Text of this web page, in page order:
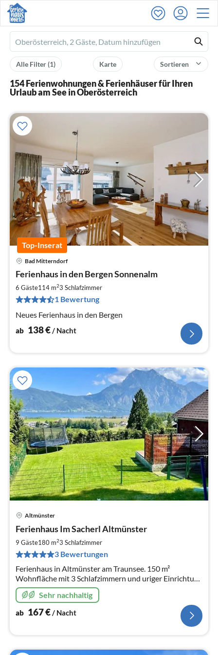
Ferienhausmiete
logo
Sortieren
Karte
Alle Filter(1)
154 Ferienwohnungen & Ferienhäuser für Ihren
Urlaub am See in Oberösterreich
Top-Inserat
Bad Mitterndorf
Ferienhaus in den Bergen Sonnenalm
6 Gäste114 m23 Schlafzimmer
1 Bewertung
Neues Ferienhaus in den Bergen
ab 138€/ Nacht
Altmünster
Ferienhaus Im Sacherl Altmünster
9 Gäste180 m23 Schlafzimmer
3 Bewertungen
Ferienhaus in Altmünster am Traunsee. 150 m²
Wohnfläche mit 3 Schlafzimmern und uriger Einrichtung
im Landhausstil. Schöner Garten mit Whirlpool und
Seeblick.Sehr nachhaltig
ab 167€/ Nacht